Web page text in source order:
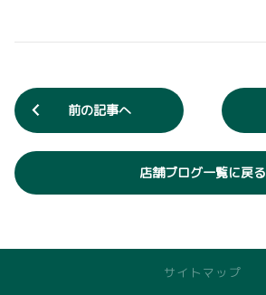
前の記事へ
店舗ブログ一覧に戻る
サイトマップ